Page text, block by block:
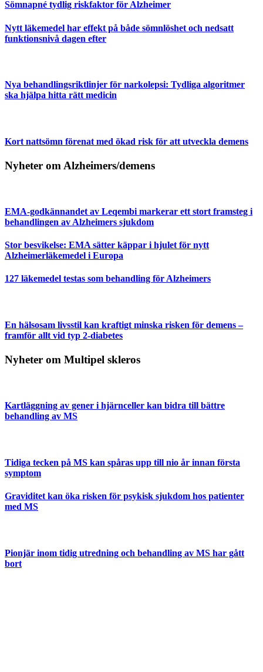
Sömnapné tydlig riskfaktor för Alzheimer
Nytt läkemedel har effekt på både sömnlöshet och nedsatt
funktionsnivå dagen efter
Nya behandlingsriktlinjer för narkolepsi: Tydliga algoritmer
ska hjälpa hitta rätt medicin
Kort nattsömn förenat med ökad risk för att utveckla demens
Nyheter om Alzheimers/demens
EMA-godkännandet av Leqembi markerar ett stort framsteg i
behandlingen av Alzheimers sjukdom
Stor besvikelse: EMA sätter käppar i hjulet för nytt
Alzheimerläkemedel i Europa
127 läkemedel testas som behandling för Alzheimers
En hälsosam livsstil kan kraftigt minska risken för demens –
framför allt vid typ 2-diabetes
Nyheter om Multipel skleros
Kartläggning av gener i hjärnceller kan bidra till bättre
behandling av MS
Tidiga tecken på MS kan spåras upp till nio år innan första
symptom
Graviditet kan öka risken för psykisk sjukdom hos patienter
med MS
Pionjär inom tidig utredning och behandling av MS har gått
bort